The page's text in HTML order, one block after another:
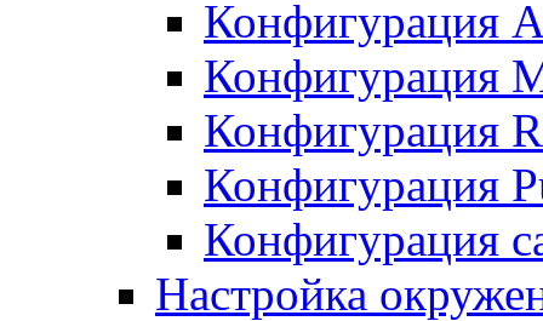
Конфигурация
Конфигурация
Конфигурация
Конфигурация
Конфигурация
Настройка